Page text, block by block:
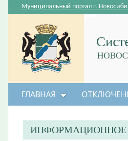
Муниципальный портал г.
ГЛАВНАЯ
ИНФОРМАЦИОННОЕ